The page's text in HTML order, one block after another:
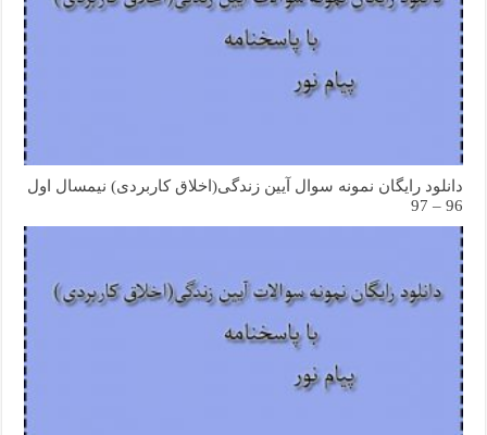
دانلود رایگان نمونه سوال آیین زندگی(اخلاق کاربردی) نیمسال اول
96 – 97